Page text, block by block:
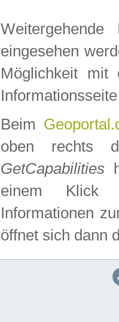
eingesehen
Möglichkeit mit
Beim
oben rechts
GetCapabilities
einem Klick
Informationen
öffnet sich dann